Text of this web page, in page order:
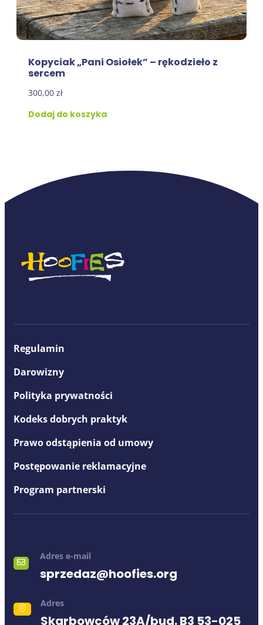
Kopyciak „Pani Osiołek” – rękodzieło z
sercem
300,00 zł
Dodaj do koszyka
Regulamin
Darowizny
Polityka prywatności
Kodeks dobrych praktyk
Prawo odstąpienia od umowy
Postępowanie reklamacyjne
Program partnerski
Adres e-mail
sprzedaz@hoofies.org
Adres
Skarbowców 23A/bud. B3 53-025